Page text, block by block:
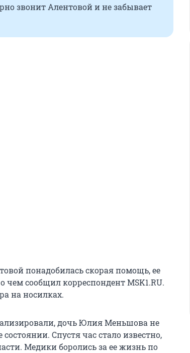
звонит Алентовой и не забывает
понадобилась скорая помощь, ее
чем сообщил корреспондент MSK1.RU.
на носилках.
дочь Юлия Меньшова не
Спустя час стало известно,
Медики боролись за ее жизнь по